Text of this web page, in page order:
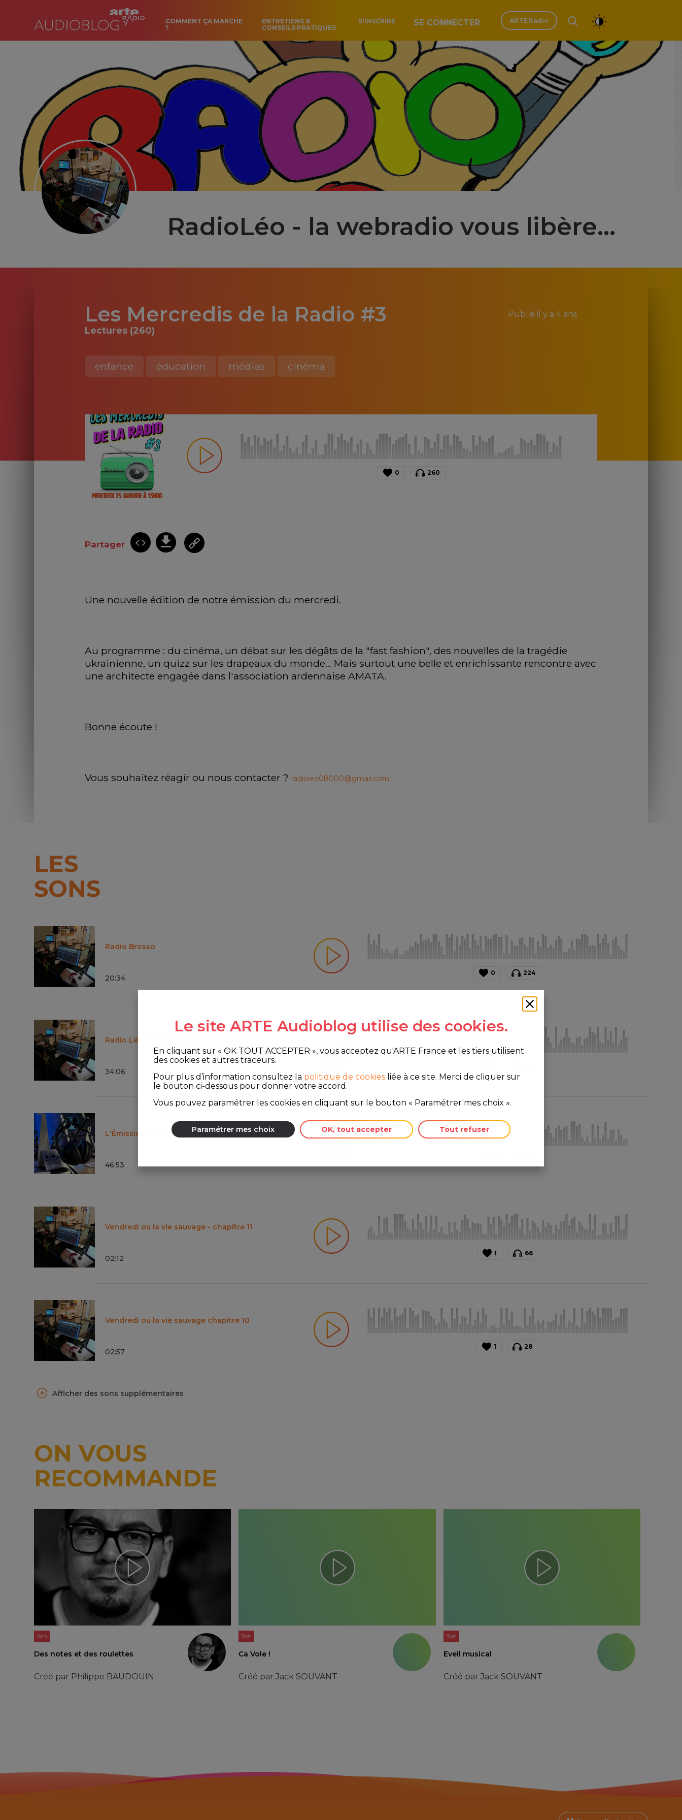
COMMENT ÇA MARCHE
?
ENTRETIENS &
CONSEILS PRATIQUES
S'INSCRIRE SE CONNECTER ARTE Radio
RadioLéo - la webradio vous libère...
Les Mercredis de la Radio #3 Publié il y a 4 ans
Lectures (260)
enfance éducation médias cinéma
0 260
Partager
Une nouvelle édition de notre émission du mercredi.
Au programme : du cinéma, un débat sur les dégâts de la "fast fashion", des nouvelles de la tragédie
ukrainienne, un quizz sur les drapeaux du monde... Mais surtout une belle et enrichissante rencontre avec
une architecte engagée dans l'association ardennaise AMATA.
Bonne écoute !
Vous souhaitez réagir ou nous contacter ? radioleo08000@gmail.com
LES
SONS
Radio Brosso
20:34
0 224
Radio Léo Investigation
34:06
L'Émission du bout d'la rue
46:53
Vendredi ou la vie sauvage - chapitre 11
02:12
1 66
Vendredi ou la vie sauvage chapitre 10
02:57
1 28
Afficher des sons supplémentaires
ON VOUS
RECOMMANDE
Son
Des notes et des roulettes
Créé par Philippe BAUDOUIN
Son
Ca Vole !
Créé parJack SOUVANT
Son
Eveil musical
Créé par Jack SOUVANT
Le site ARTE Audioblog utilise des cookies.
En cliquant sur « OK TOUT ACCEPTER », vous acceptez qu'ARTE France et les tiers utilisent
des cookies et autres traceurs.
Pour plus d’information consultez la politique de cookies liée à ce site. Merci de cliquer sur
le bouton ci-dessous pour donner votre accord.
Vous pouvez paramétrer les cookies en cliquant sur le bouton « Paramétrer mes choix ».
Paramétrer mes choix OK, tout accepter Tout refuser